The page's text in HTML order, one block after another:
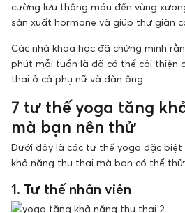
cường lưu thông máu đến vùng
sản xuất hormone và giúp thư giãn
Các nhà khoa học đã chứng minh
phút mỗi tuần là đã có thể cải thiện
thai ở cả phụ nữ và đàn ông.
7 tư thế yoga tăng
mà bạn nên thử
Dưới đây là các tư thế yoga đặc
khả năng thụ thai mà bạn có thể thử:
1. Tư thế nhân viên